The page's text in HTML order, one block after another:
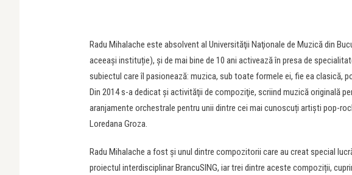
Radu Mihalache este absolvent al Universităţii Naţionale de Muzică din
aceeași instituție), şi de mai bine de 10 ani activează în presa de
subiectul care îl pasionează: muzica, sub toate formele ei, fie ea clasică,
Din 2014 s-a dedicat şi activităţii de compoziţie, scriind muzică originală
aranjamente orchestrale pentru unii dintre cei mai cunoscuți artiști pop-
Loredana Groza.
Radu Mihalache a fost și unul dintre compozitorii care au creat special
proiectul interdisciplinar BrancuSING, iar trei dintre aceste compoziții,